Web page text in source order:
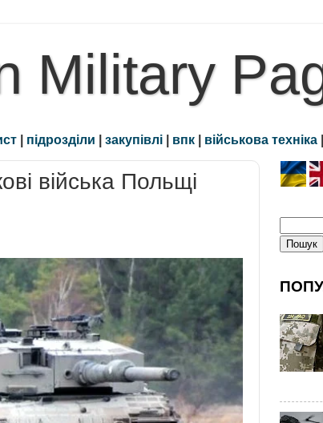
Military
| підрозділи | закупівлі | впк | військова техніка |
війська Польщі